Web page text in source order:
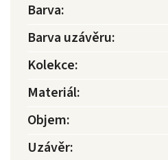
Barva:
Barva uzávěru:
Kolekce:
Materiál:
Objem:
Uzávěr: